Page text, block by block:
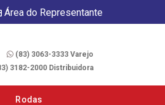
Área do Representante
(83) 3063-3333 Varejo
3182-2000 Distribuidora
Rodas